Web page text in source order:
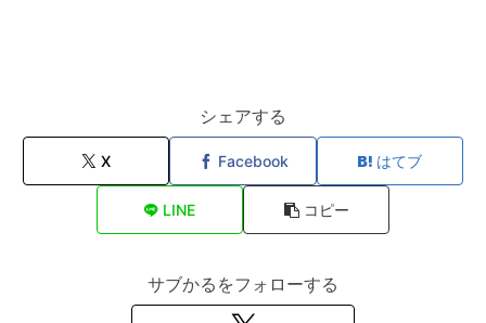
シェアする
X Facebook はてブ
LINE コピー
サブかるをフォローする